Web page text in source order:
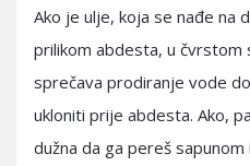
Ako je ulje, koja se nađe na
prilikom abdesta, u čvrstom
sprečava prodiranje vode
ukloniti prije abdesta. Ako,
dužna da ga pereš